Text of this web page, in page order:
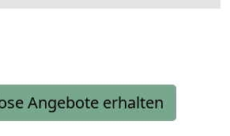
Angebote erhalten